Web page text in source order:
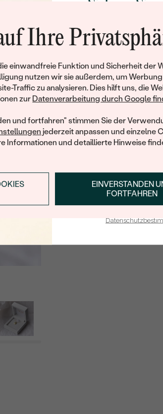
Ihre
einwandfreie Funktion und Sicherheit der
nutzen wir sie außerdem, um Werbung
Traffic zu analysieren. Dies hilft uns, die
zur Datenverarbeitung durch Google
und fortfahren" stimmen Sie der
jederzeit anpassen und einzelne
Informationen und detaillierte Hinweise
EINVERSTANDEN
FORTFAHREN
TYP:
ANZAHL:
KARATGEWICHT:
ABMESSUNGEN:
FARBE:
FORM:
HERKUNFT:
Sichern Sie
Rabatt auf
Werden Sie Teil
und entdecken Sie die
gefertigten Schmucks
Ihren ersten
ANMELDEN &
E-Mail-Adresse je bei uns in